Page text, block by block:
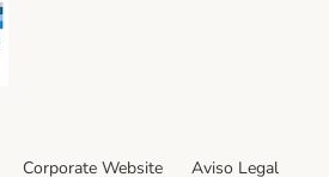
Corporate Website Aviso Legal